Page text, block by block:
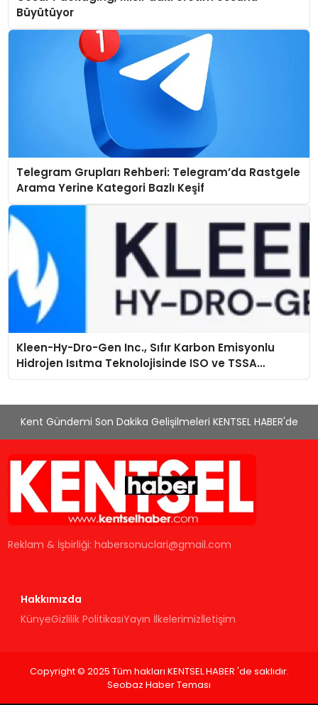
Büyütüyor
Telegram Grupları Rehberi: Telegram’da Rastgele
Arama Yerine Kategori Bazlı Keşif
Kleen-Hy-Dro-Gen Inc., Sıfır Karbon Emisyonlu
Hidrojen Isıtma Teknolojisinde ISO ve TSSA
Düzenleyici Onaylarını Aldı
Kent Gündemi Son Dakika Gelişilmeleri KENTSEL HABER'de
Reklam & İşbirliği:habersonuclari@gmail.com
Hakkımızda
KünyeGizlilik PolitikasıYayın İlkelerimizİletişim
Copyright © 2025 Tüm hakları KENTSEL HABER 'de saklıdır.
Seobaz Haber Teması